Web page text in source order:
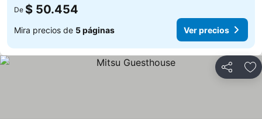
De $ 50.454
Mira precios de 5 páginas Ver precios
Compartir